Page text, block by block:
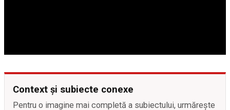
Context și subiecte conexe
Pentru o imagine mai completă a subiectului, urmărește